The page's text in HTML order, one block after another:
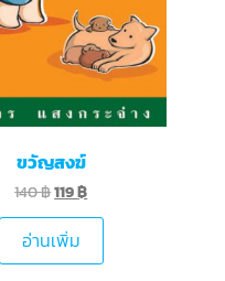
ขวัญสงฆ์
140฿119฿
อ่านเพิ่ม